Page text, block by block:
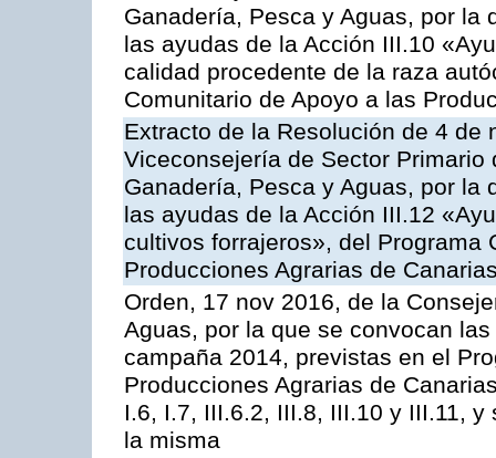
Ganadería, Pesca y Aguas, por la
las ayudas de la Acción III.10
calidad procedente de la raza
Comunitario de Apoyo a las
Extracto de la Resolución de 4 de
Viceconsejería de Sector
Ganadería, Pesca y Aguas, por la
las ayudas de la Acción III.12
cultivos forrajeros», del Programa
Producciones Agrarias de
Orden, 17 nov 2016, de la
Aguas, por la que se convocan
campaña 2014, previstas en el
Producciones Agrarias de
I.6, I.7, III.6.2, III.8, III.10 y III.11,
la misma